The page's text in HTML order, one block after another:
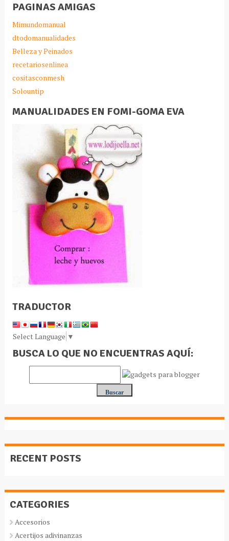
PAGINAS AMIGAS
Mimundomanual
dtodomanualidades
Belleza y Peinados
recetariosenlinea
cositasconmesh
Solountip
MANUALIDADES EN FOMI-GOMA EVA
TRADUCTOR
Select Language ▼
BUSCA LO QUE NO ENCUENTRAS AQUÍ:
RECENT POSTS
CATEGORIES
Accesorios
Acertijos adivinanzas